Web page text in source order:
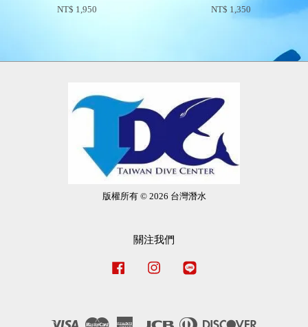
NT$ 1,950 NT$ 1,350
版權所有 © 2026 台灣潛水
關注我們
Facebook Instagram
Visa Master American JCB Diners